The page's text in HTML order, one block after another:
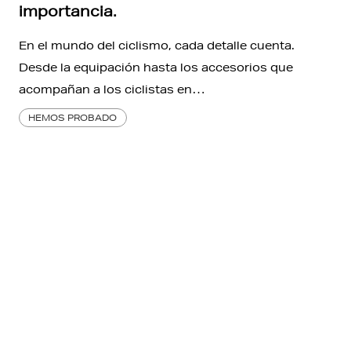
importancia.
En el mundo del ciclismo, cada detalle cuenta.
Desde la equipación hasta los accesorios que
acompañan a los ciclistas en…
HEMOS PROBADO